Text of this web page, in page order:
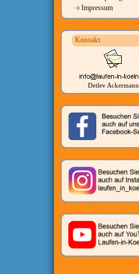
Impressum
Kontakt
Detlev Ackermann